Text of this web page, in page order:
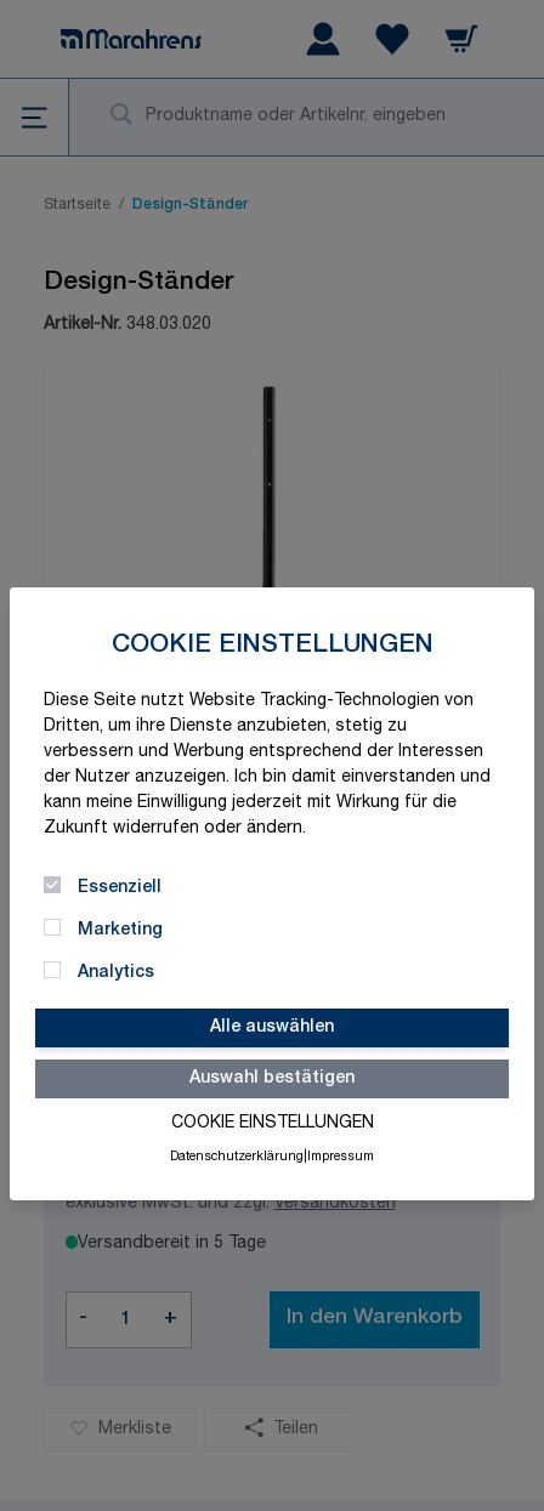
COOKIE EINSTELLUNGEN
Diese Seite nutzt Website Tracking-Technologien von
Dritten, um ihre Dienste anzubieten, stetig zu
verbessern und Werbung entsprechend der Interessen
der Nutzer anzuzeigen. Ich bin damit einverstanden und
kann meine Einwilligung jederzeit mit Wirkung für die
Zukunft widerrufen oder ändern.
Essenziell
Marketing
Analytics
Alle auswählen
Auswahl bestätigen
COOKIE EINSTELLUNGEN
Datenschutzerklärung Impressum
Warenkorb
Startseite / Design-Ständer
Design-Ständer
Artikel-Nr. 348.03.020
Schnelle Lieferung
Made in Germany
ISO-zertifizierte Qualität
62,94 €
exklusive MwSt. und zzgl.Versandkosten
Versandbereit in 5 Tage
- + In den Warenkorb
Merkliste Teilen